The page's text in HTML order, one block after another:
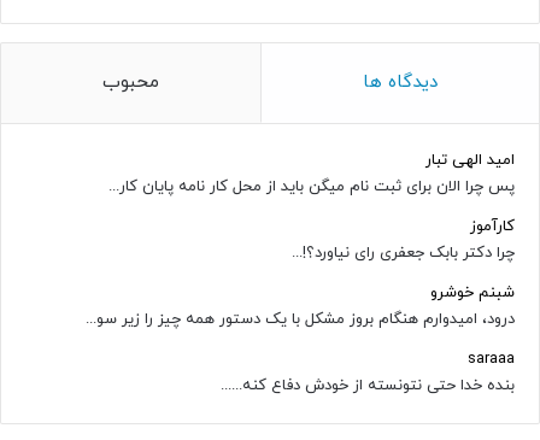
دیدگاه ها محبوب
امید الهی تبار
پس چرا الان برای ثبت نام میگن باید از محل کار نامه پایان کار...
کارآموز
چرا دکتر بابک جعفری رای نیاورد؟!...
شبنم خوشرو
درود، امیدوارم هنگام بروز مشکل با یک دستور همه چیز را زیر سو...
saraaa
بنده خدا حتی نتونسته از خودش دفاع کنه......